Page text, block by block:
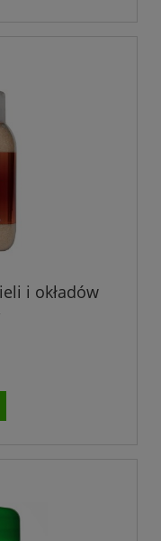
i okładów